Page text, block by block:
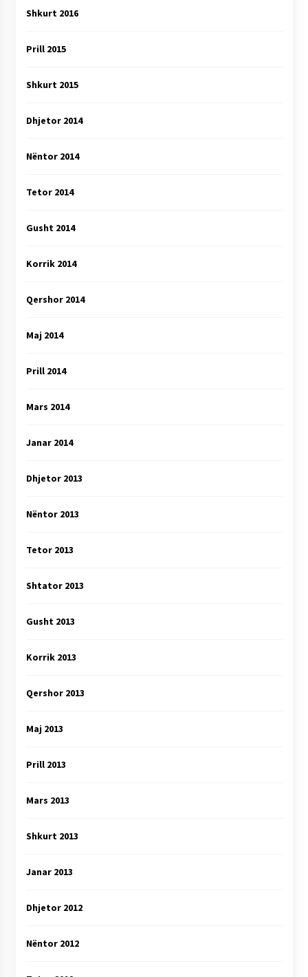
Shkurt 2016
Prill 2015
Shkurt 2015
Dhjetor 2014
Nëntor 2014
Tetor 2014
Gusht 2014
Korrik 2014
Qershor 2014
Maj 2014
Prill 2014
Mars 2014
Janar 2014
Dhjetor 2013
Nëntor 2013
Tetor 2013
Shtator 2013
Gusht 2013
Korrik 2013
Qershor 2013
Maj 2013
Prill 2013
Mars 2013
Shkurt 2013
Janar 2013
Dhjetor 2012
Nëntor 2012